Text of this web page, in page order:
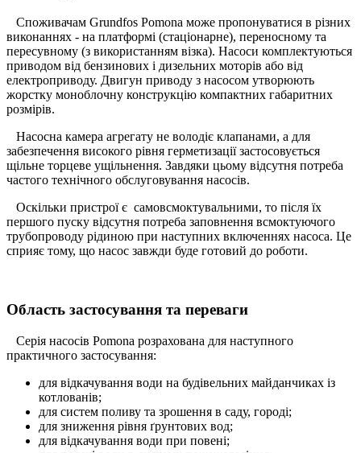
Споживачам Grundfos Pomona може пропонуватися в різних
виконаннях - на платформі (стаціонарне), переносному та
пересувному (з використанням візка). Насоси комплектуються
приводом від бензинових і дизельних моторів або від
електроприводу. Двигун приводу з насосом утворюють
жорстку моноблочну конструкцію компактних габаритних
розмірів.
Насосна камера агрегату не володіє клапанами, а для
забезпечення високого рівня герметизації застосовується
щільне торцеве ущільнення. Завдяки цьому відсутня потреба
частого технічного обслуговування насосів.
Оскільки пристрої є самовсмоктувальними, то після їх
першого пуску відсутня потреба заповнення всмоктуючого
трубопроводу рідиною при наступних включеннях насоса. Це
сприяє тому, що насос завжди буде готовий до роботи.
Область застосування та переваги
Серія насосів Pomona розрахована для наступного
практичного застосування:
для відкачування води на будівельних майданчиках із
котлованів;
для систем поливу та зрошення в саду, городі;
для зниження рівня ґрунтових вод;
для відкачування води при повені;